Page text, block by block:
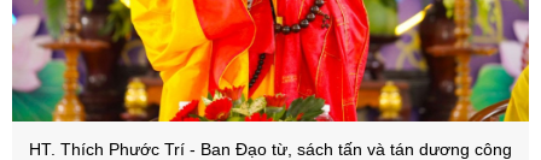
HT. Thích Phước Trí - Ban Đạo từ, sách tấn và tán dương công